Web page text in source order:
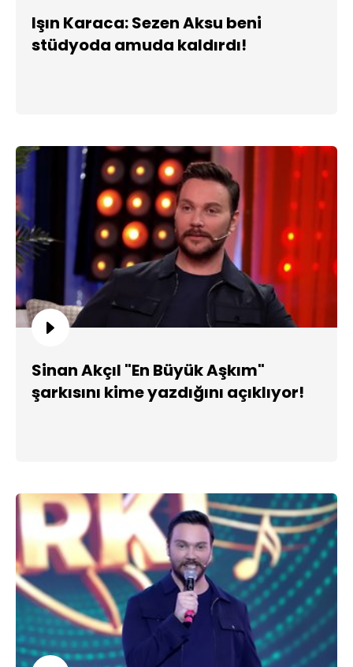
Işın Karaca: Sezen Aksu beni
stüdyoda amuda kaldırdı!
Sinan Akçıl "En Büyük Aşkım"
şarkısını kime yazdığını açıklıyor!